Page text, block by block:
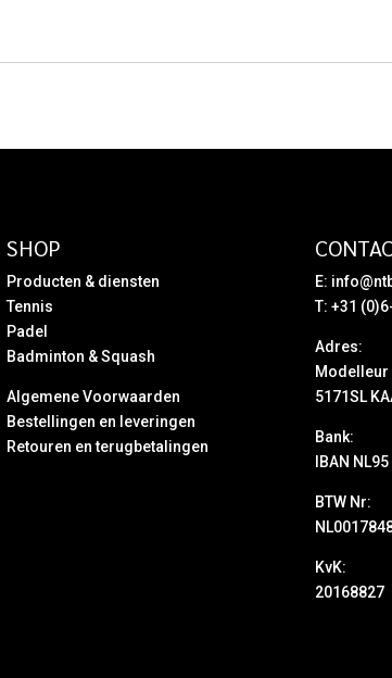
SHOP
Producten & diensten
Tennis
Padel
Badminton & Squash
Algemene Voorwaarden
Bestellingen en leveringen
Retouren en terugbetalingen
E:
T: +31
Adres:
Modelleur
5171SL
Bank:
IBAN
BTW Nr:
KvK:
20168827